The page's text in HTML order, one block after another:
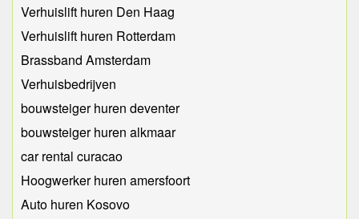
Verhuislift huren Den Haag
Verhuislift huren Rotterdam
Brassband Amsterdam
Verhuisbedrijven
bouwsteiger huren deventer
bouwsteiger huren alkmaar
car rental curacao
Hoogwerker huren amersfoort
Auto huren Kosovo